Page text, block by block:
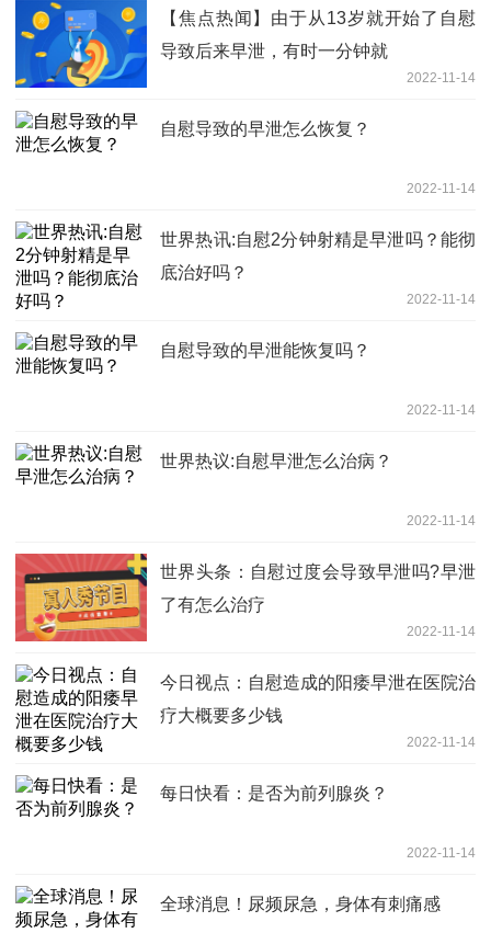
【焦点热闻】由于从13岁就开始了自慰
导致后来早泄，有时一分钟就
2022-11-14
自慰导致的早泄怎么恢复？
2022-11-14
世界热讯:自慰2分钟射精是早泄吗？能彻
底治好吗？
2022-11-14
自慰导致的早泄能恢复吗？
2022-11-14
世界热议:自慰早泄怎么治病？
2022-11-14
世界头条：自慰过度会导致早泄吗?早泄
了有怎么治疗
2022-11-14
今日视点：自慰造成的阳痿早泄在医院治
疗大概要多少钱
2022-11-14
每日快看：是否为前列腺炎？
2022-11-14
全球消息！尿频尿急，身体有刺痛感